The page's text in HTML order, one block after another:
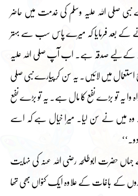
نبی صلی اللہ علیہ وسلم کی خدمت میں حاضر
کے بعد فرمایا کہ میرے پاس سب سے بہتر
اﷲ کے لیے صدقہ ہے۔ اب آپ صلی اللہ علیہ
میں لائیں۔ یہ سن کر پیارے نبی صلی
وا یہ تو بڑے نفع کا مال ہے۔ یہ تو بڑے نفع
وہ میں نے سن لیا۔ میرا خیال ہے کہ اسے
جہاں حضرت ابوطلحہ رضی اللہ عنہ کی نہایت
کے باغات کے علاوہ ایک کنواں بھی تھا